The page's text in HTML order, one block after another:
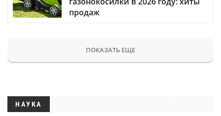
продаж
ПОКАЗАТЬ ЕЩЕ
НАУКА